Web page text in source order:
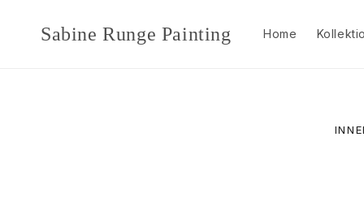
Inhalt
Sabine Runge Painting Home